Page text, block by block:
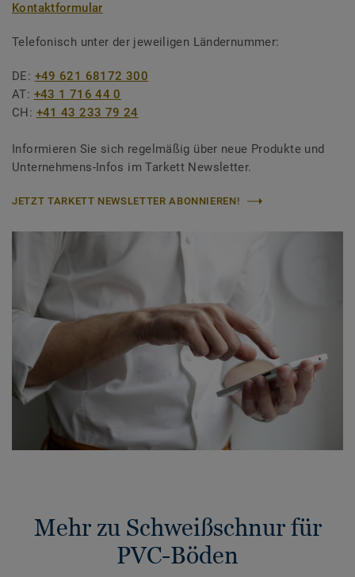
Kontaktformular
Telefonisch unter der jeweiligen Ländernummer:
DE: +49 621 68172 300
AT: +43 1 716 44 0
CH: +41 43 233 79 24
Informieren Sie sich regelmäßig über neue Produkte und
Unternehmens-Infos im Tarkett Newsletter.
JETZT TARKETT NEWSLETTER ABONNIEREN!
Mehr zu Schweißschnur für
PVC-Böden